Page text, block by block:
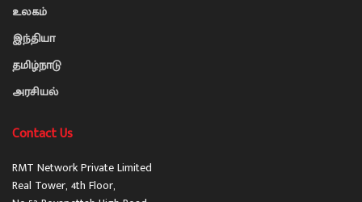
உலகம்
இந்தியா
தமிழ்நாடு
அரசியல்
Contact Us
RMT Network Private Limited
Real Tower, 4th Floor,